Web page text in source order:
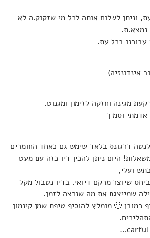
וניתן לשלוח אותה לכל מי שזקוק.ה לא
נמצא.ת.
עבורנו בכל עת.
אינדונזיה)
מגינה וחזקה לזימון ומגנוט.
וסמיך
דרגונס בלאד שימש גם כאחד החומרים
היום ניתן להכין דיו כזה עם מעט
ועלי,
שיוצר מרקם דיואי. בדיו נטבול מקל
שמייצגת את מה שנרצה לזמן.
כמובן 🙂 מומלץ להוסיף טיפת שמן קינמון
carful